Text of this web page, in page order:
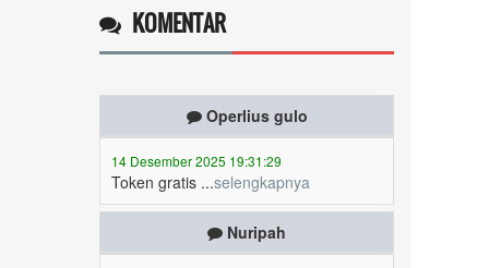
KOMENTAR
14 Desember 2025 19:31:29
Token gratis ...selengkapnya
Nuripah
13 Desember 2025 22:52:11
Daptar kan dan usul prakeja